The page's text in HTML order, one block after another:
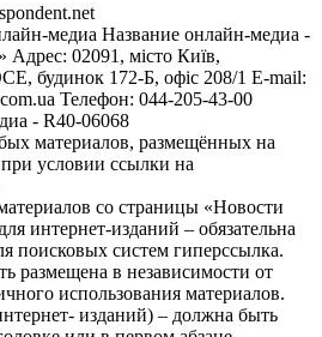
медиа Название онлайн-медиа -
Адрес: 02091, місто Київ,
будинок 172-Б, офіс 208/1 E-mail:
Телефон: 044-205-43-00
- R40-06068
материалов, размещённых на
при условии ссылки на
со страницы «Новости
интернет-изданий – обязательна
поисковых систем гиперссылка.
размещена в независимости от
использования материалов.
изданий) – должна быть